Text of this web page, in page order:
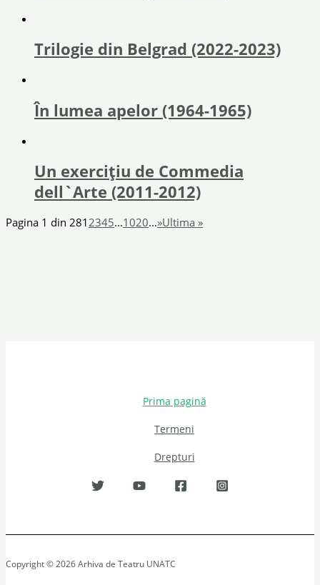
Trilogie din Belgrad (2022-2023)
În lumea apelor (1964-1965)
Un exerciţiu de Commedia
dell`Arte (2011-2012)
Pagina 1 din 2812345...1020...»Ultima »
Prima pagină
Termeni
Drepturi
Copyright © 2026 Arhiva de Teatru UNATC